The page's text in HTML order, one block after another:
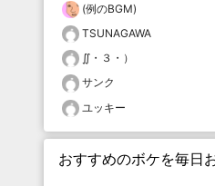
(例のBGM)
TSUNAGAWA
∬・３・）
サンク
ユッキー
おすすめのボケを毎日